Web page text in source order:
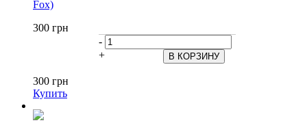
Fox)
300 грн
-
+
300 грн
Купить